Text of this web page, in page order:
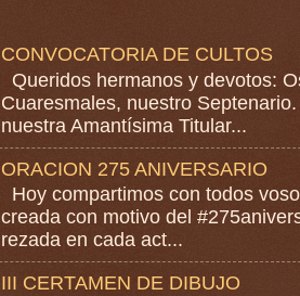
CONVOCATORIA DE CULTOS
Queridos hermanos y devotos:
Cuaresmales, nuestro
nuestra Amantísima Titular...
ORACION 275 ANIVERSARIO
Hoy compartimos con todos
creada con motivo del
rezada en cada act...
III CERTAMEN DE DIBUJO